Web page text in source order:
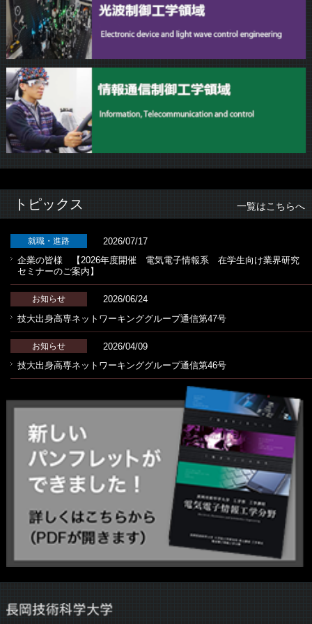
トピックス 一覧はこちらへ
就職・進路
2026/07/17
企業の皆様 【2026年度開催 電気電子情報系 在学生向け業界研究
セミナーのご案内】
お知らせ
2026/06/24
技大出身高専ネットワーキンググループ通信第47号
お知らせ
2026/04/09
技大出身高専ネットワーキンググループ通信第46号